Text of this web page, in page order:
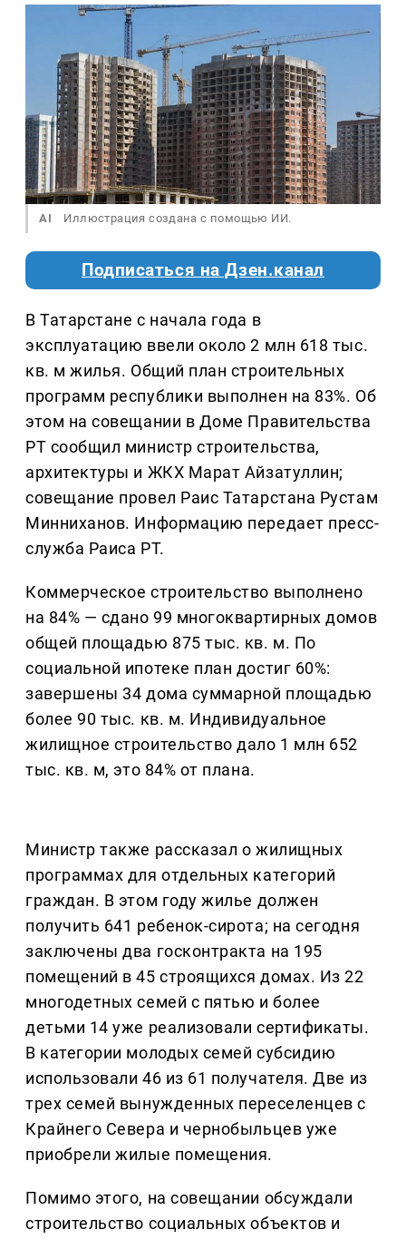
AI Иллюстрация создана с помощью ИИ.
Подписаться на Дзен.канал
В Татарстане с начала года в
эксплуатацию ввели около 2 млн 618 тыс.
кв. м жилья. Общий план строительных
программ республики выполнен на 83%. Об
этом на совещании в Доме Правительства
РТ сообщил министр строительства,
архитектуры и ЖКХ Марат Айзатуллин;
совещание провел Раис Татарстана Рустам
Минниханов. Информацию передает пресс-
служба Раиса РТ.
Коммерческое строительство выполнено
на 84% — сдано 99 многоквартирных домов
общей площадью 875 тыс. кв. м. По
социальной ипотеке план достиг 60%:
завершены 34 дома суммарной площадью
более 90 тыс. кв. м. Индивидуальное
жилищное строительство дало 1 млн 652
тыс. кв. м, это 84% от плана.
Министр также рассказал о жилищных
программах для отдельных категорий
граждан. В этом году жилье должен
получить 641 ребенок-сирота; на сегодня
заключены два госконтракта на 195
помещений в 45 строящихся домах. Из 22
многодетных семей с пятью и более
детьми 14 уже реализовали сертификаты.
В категории молодых семей субсидию
использовали 46 из 61 получателя. Две из
трех семей вынужденных переселенцев с
Крайнего Севера и чернобыльцев уже
приобрели жилые помещения.
Помимо этого, на совещании обсуждали
строительство социальных объектов и